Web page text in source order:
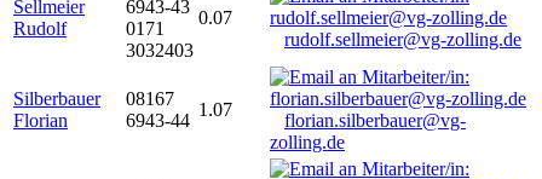
Sellmeier
Rudolf
6943-43
0171
3032403
0.07
rudolf.sellmeier@vg-zolling.de
Silberbauer
Florian
08167
6943-44
1.07
florian.silberbauer@vg-
zolling.de